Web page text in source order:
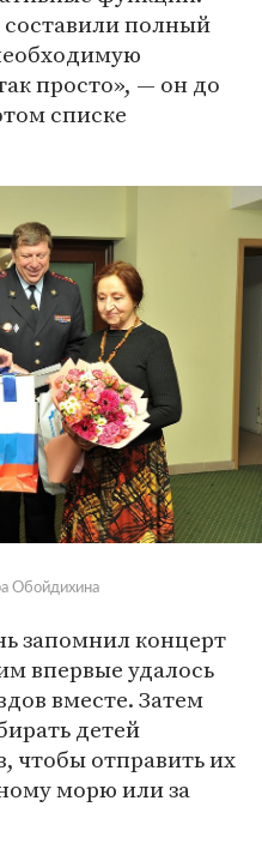
полный
просто», — он до
списке
Обойдихина
запомнил концерт
впервые удалось
вместе. Затем
детей
чтобы отправить их
морю или за